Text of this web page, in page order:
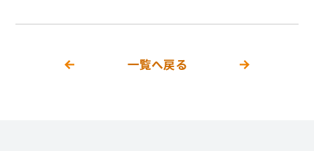
一覧へ戻る